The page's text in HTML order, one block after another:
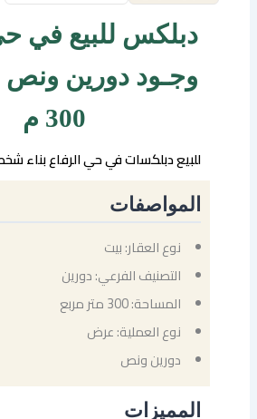
دبلكس للبيع في
وجـود دورين
300 م
للبيع دبلكسات في حي الرفاع بناء
المواصفات
نوع العقار: بيت
التصنيف الفرعي: دورين
المساحة: 300 متر مربع
نوع العملية: عرض
دورين ونص
المميزات